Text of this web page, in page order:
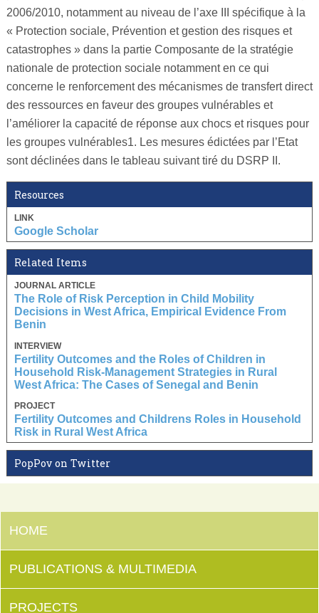
2006/2010, notamment au niveau de l’axe III spécifique à la
« Protection sociale, Prévention et gestion des risques et
catastrophes » dans la partie Composante de la stratégie
nationale de protection sociale notamment en ce qui
concerne le renforcement des mécanismes de transfert direct
des ressources en faveur des groupes vulnérables et
l’améliorer la capacité de réponse aux chocs et risques pour
les groupes vulnérables1. Les mesures édictées par l’Etat
sont déclinées dans le tableau suivant tiré du DSRP II.
Resources
LINK
Google Scholar
Related Items
JOURNAL ARTICLE
The Role of Risk Perception in Child Mobility
Decisions in West Africa, Empirical Evidence From
Benin
INTERVIEW
Fertility Outcomes and the Roles of Children in
Household Risk-Management Strategies in Rural
West Africa: The Cases of Senegal and Benin
PROJECT
Fertility Outcomes and Childrens Roles in Household
Risk in Rural West Africa
PopPov on Twitter
HOME
PUBLICATIONS & MULTIMEDIA
PROJECTS